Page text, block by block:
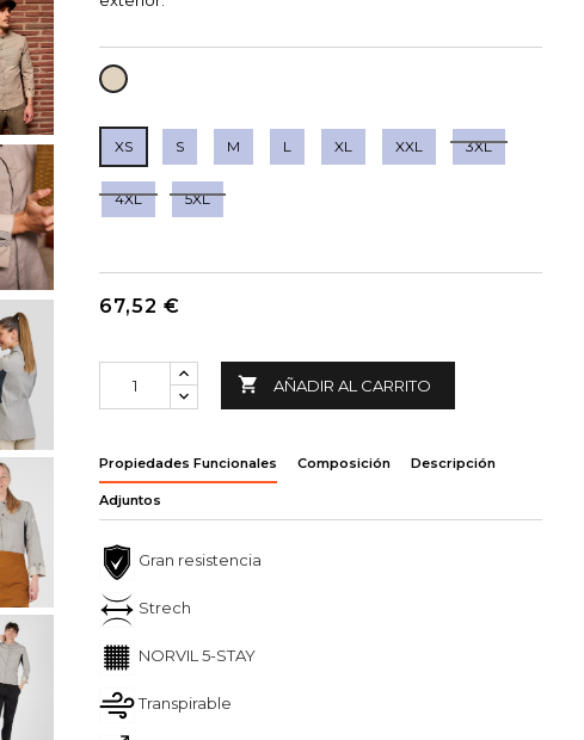
BEIGE
PARDO
XS S M L XL XXL 3XL
4XL 5XL
67,52 €
 AÑADIR AL CARRITO
Propiedades Funcionales Composición Descripción
Adjuntos
Gran resistencia
Strech
NORVIL 5-STAY
Transpirable